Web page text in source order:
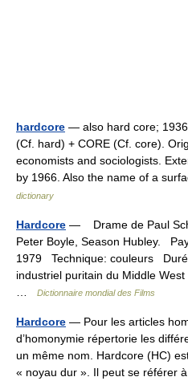
hardcore — also hard core;
(Cf. hard) + CORE (Cf. core).
economists and sociologists.
by 1966. Also the name of a
dictionary
Hardcore — Drame de Paul
Peter Boyle, Season Hubley.
1979 Technique: couleurs
industriel puritain du Middle
Dictionnaire mondial des Films
Hardcore — Pour les articles
d’homonymie répertorie les
un même nom. Hardcore (HC)
« noyau dur ». Il peut se référer